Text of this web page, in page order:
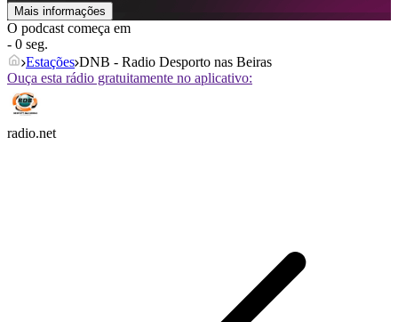
Mais informações
O podcast começa em
- 0 seg.
Estações DNB - Radio Desporto nas Beiras
Ouça esta rádio gratuitamente no aplicativo:
radio.net